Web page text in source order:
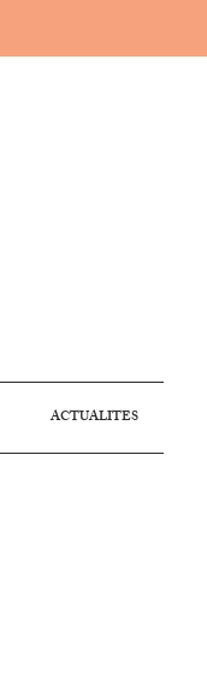
ACTUALITES